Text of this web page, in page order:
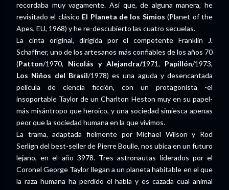
recordaba muy vagamente. Así que, de alguna manera, he
revisitado el clásico El Planeta de los Simios (Planet of the
Apes, EU, 1968) y he re-descubierto las cuatro secuelas.
La cinta original, dirigida por el competente Franklin J.
Schaffner, uno de los artesanos más confiables de los años 70
(Patton/1970, Nicolás y Alejandra/1971, Papillón/1973,
Los Niños del Brasil/1978) es una aguda y desencantada
película de ciencia ficción, con un protagonista -el
insoportable Taylor de un Charlton Heston muy en su papel-
más misántropo que heroico, y una sociedad simiesca apenas
peor que la sociedad humana en la que vivimos.
La trama, adaptada fielmente por Michael Wilson y Rod
Serlign del best-seller de Pierre Boulle, nos ubica en un futuro
lejano, en el año 3978. Tres astronautas liderados por el
Coronel George Taylor llegan a un planeta habitable en el que
la raza humana ha perdido el habla y es cazada cual animal